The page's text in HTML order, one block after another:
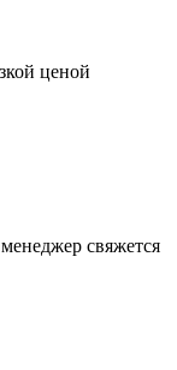
ценой
свяжется